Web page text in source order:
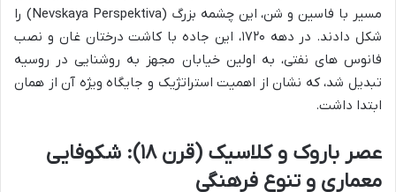
مسیر با فاسین و شن، این چشمه بزرگ (Nevskaya Perspektiva) را
شکل دادند. در دهه ۱۷۲۰، این جاده با کاشت درختان غان و نصب
فانوس های نفتی، به اولین خیابان مجهز به روشنایی در روسیه
تبدیل شد، که نشان از اهمیت استراتژیک و جایگاه ویژه آن از همان
ابتدا داشت.
عصر باروک و کلاسیک (قرن ۱۸): شکوفایی
معماری و تنوع فرهنگی